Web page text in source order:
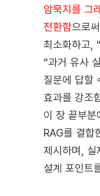
암묵지를 그
전환함으로
최소화하고,
“과거 유사
질문에 답할
효과를 강조
이 장 끝부
RAG를 결합
제시하며, 실
설계 포인트